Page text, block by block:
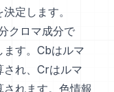
定します。
クロマ成分で
す。Cbはルマ
され、Crはルマ
れます。色情報